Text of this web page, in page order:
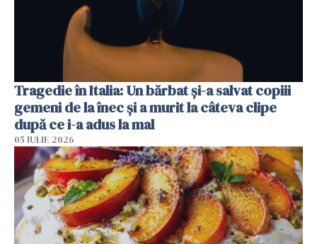
Tragedie în Italia: Un bărbat și-a salvat copiii
gemeni de la înec și a murit la câteva clipe
după ce i-a adus la mal
05 IULIE 2026